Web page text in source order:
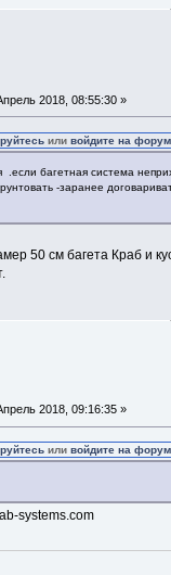
2018, 08:55:30 »
иливойдите на форум
багетная система
-заранее
50 см багета Краб и
2018, 09:16:35 »
иливойдите на форум
systems.com